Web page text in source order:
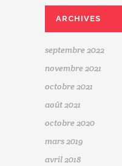
ARCHIVES
septembre 2022
novembre 2021
octobre 2021
août 2021
octobre 2020
mars 2019
avril 2018